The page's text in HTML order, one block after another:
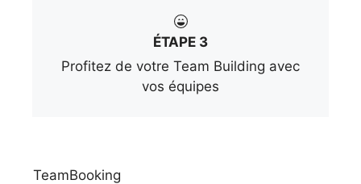
ÉTAPE 3
Profitez de votre Team Building avec
vos équipes
TeamBooking